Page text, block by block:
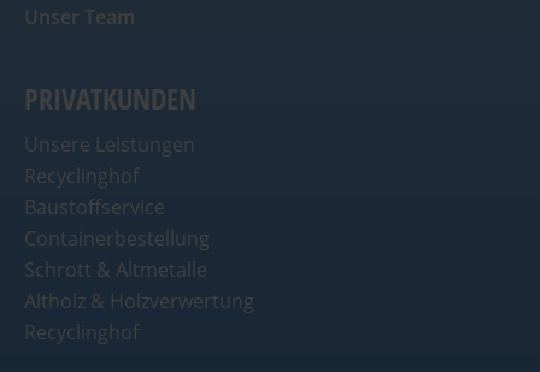
Unser Team
PRIVATKUNDEN
Unsere Leistungen
Recyclinghof
Baustoffservice
Containerbestellung
Schrott & Altmetalle
Altholz & Holzverwertung
Recyclinghof